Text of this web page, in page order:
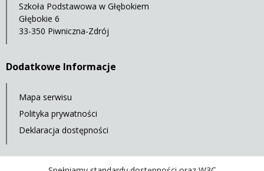
Szkoła Podstawowa w Głębokiem
Głębokie 6
33-350 Piwniczna-Zdrój
Dodatkowe Informacje
Mapa serwisu
Polityka prywatności
Deklaracja dostępności